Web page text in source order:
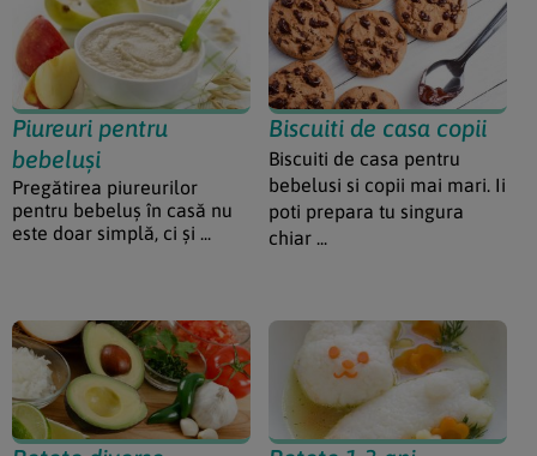
Piureuri pentru
bebeluși
Pregătirea piureurilor
pentru bebeluș în casă nu
este doar simplă, ci și ...
Biscuiti de casa copii
Biscuiti de casa pentru
bebelusi si copii mai mari. Ii
poti prepara tu singura
chiar ...